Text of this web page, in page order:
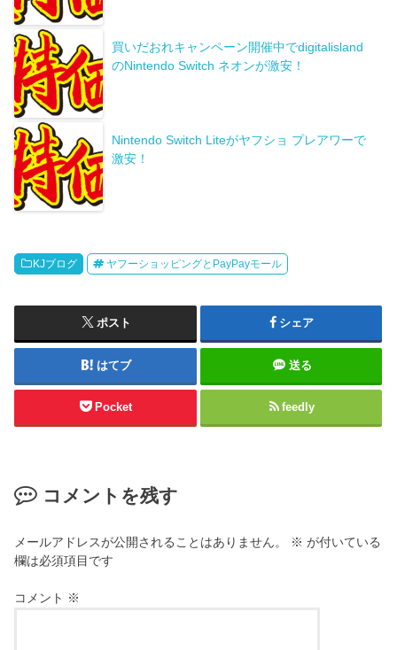
買いだおれキャンペーン開催中でdigitalisland
のNintendo Switch ネオンが激安！
Nintendo Switch Liteがヤフショ プレアワーで
激安！
KJブログ ヤフーショッピングとPayPayモール
ポスト シェア
はてブ 送る
Pocket feedly
コメントを残す
メールアドレスが公開されることはありません。 ※ が付いている
欄は必須項目です
コメント ※